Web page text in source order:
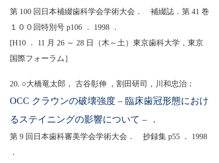
第 100 回日本補綴歯科学会学術大会． 補綴誌．第 41 巻
１００回特別号 p106 ． 1998 ．
[H10 ． 11 月 26 ～ 28 日（木～土）東京歯科大学，東京
国際フォーラム］
20. ○大橋竜太郎， 古谷彰伸 ，割田研司，川和忠治：
OCC クラウンの破壊強度 – 臨床歯冠形態におけ
るステイニングの影響について – ．
第 9 回日本歯科審美学会学術大会． 抄録集 p55 ． 1998
．